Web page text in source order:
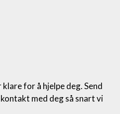
for å hjelpe deg. Send
med deg så snart vi